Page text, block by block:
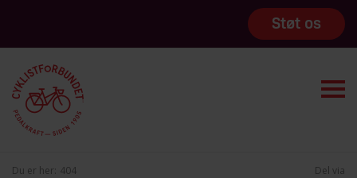
Støt os
Du er her: 404 Del via